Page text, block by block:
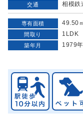
交通 相模鉄
専有面積 49.50
間取り 1LDK
築年月 1979